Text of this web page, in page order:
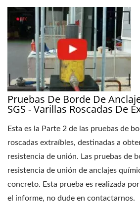
Pruebas De Borde De
SGS - Varillas Roscadas De
Esta es la Parte 2 de las pruebas de
roscadas extraíbles, destinadas a
resistencia de unión. Las pruebas de
resistencia de unión de anclajes
concreto. Esta prueba es realizada
el informe, no dude en contactarnos.